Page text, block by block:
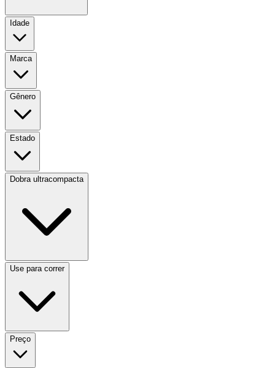
Idade
Marca
Gênero
Estado
Dobra ultracompacta
Use para correr
Preço